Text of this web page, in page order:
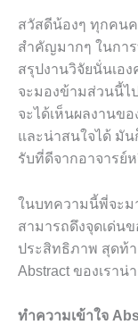
สวัสดีน้องๆ ทุกคน
สำคัญมากๆ ในกา
สรุปงานวิจัยนั่นเอ
จะมองข้ามส่วนนี้
จะได้เห็นผลงานข
และน่าสนใจได้ มัน
รับที่ดีจากอาจารย์
ในบทความนี้พี่จะม
สามารถดึงจุดเด่น
ประสิทธิภาพ สุดท้า
Abstract ของเรา
ทำความเข้าใจ